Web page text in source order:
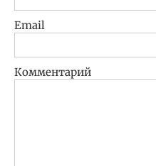
Email
Комментарий